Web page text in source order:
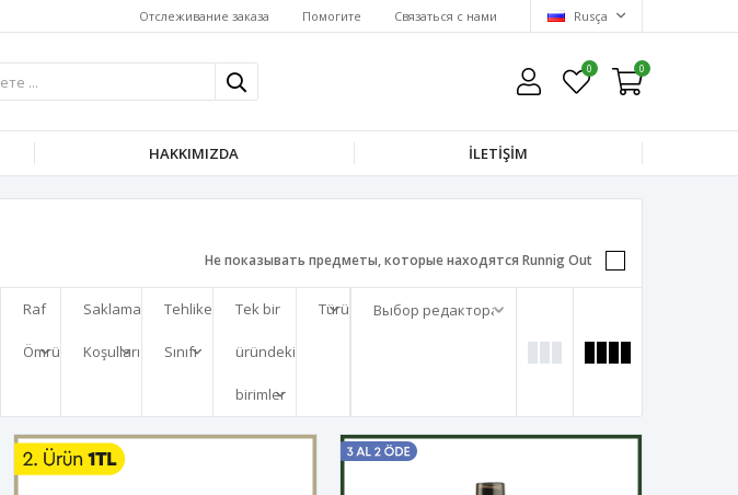
Отслеживание заказа Помогите Связаться с нами Rusça
0 0
HAKKIMIZDA İLETİŞİM
Не показывать предметы, которые находятся Runnig Out
Raf
Ömrü
Saklama
Koşulları
Tehlike
Sınıfı
Tek bir
üründeki
birimler
Türü